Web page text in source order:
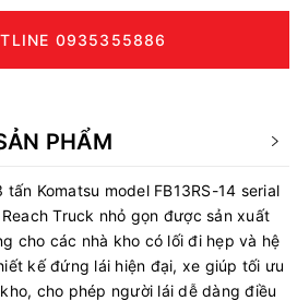
0935355886
PHẨM
Komatsu model FB13RS-14 serial
Truck nhỏ gọn được sản xuất
cho các nhà kho có lối đi hẹp và hệ
kế đứng lái hiện đại, xe giúp tối ưu
cho phép người lái dễ dàng điều